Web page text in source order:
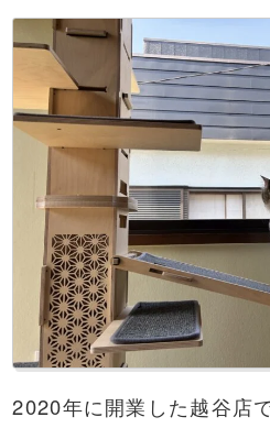
2020年に開業した越谷店